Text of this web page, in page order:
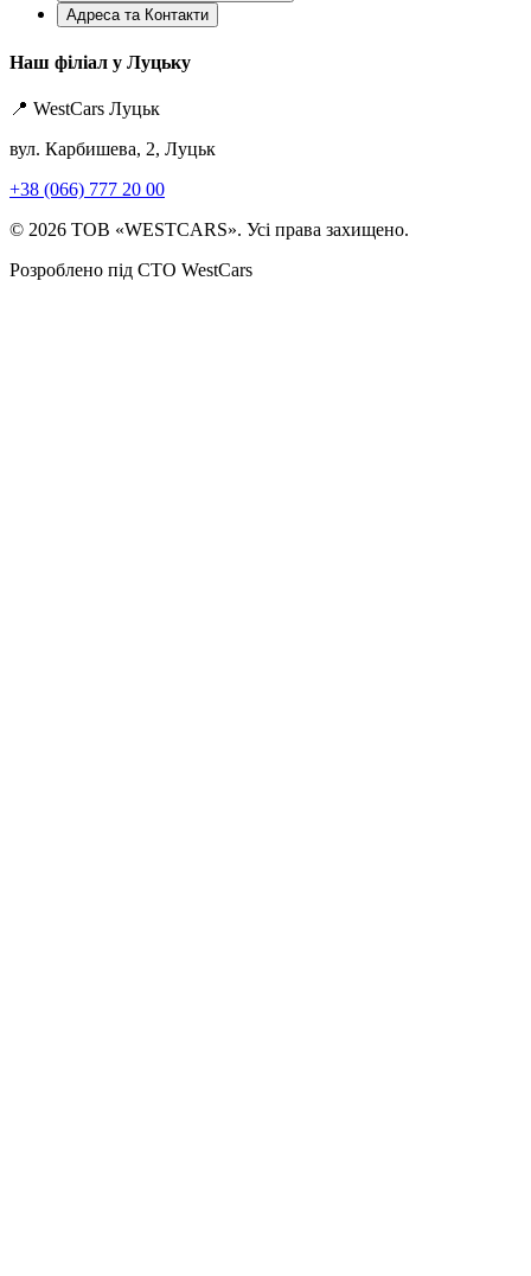
Адреса та Контакти
Наш філіал у Луцьку
📍 WestCars Луцьк
вул. Карбишева, 2, Луцьк
+38 (066) 777 20 00
© 2026 ТОВ «WESTCARS». Усі права захищено.
Розроблено під СТО WestCars